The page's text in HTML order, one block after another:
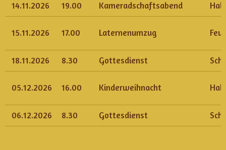
14.11.2026 19.00 Kameradschaftsabend
15.11.2026 17.00 Laternenumzug
18.11.2026 8.30 Gottesdienst
05.12.2026 16.00 Kinderweihnacht
06.12.2026 8.30 Gottesdienst